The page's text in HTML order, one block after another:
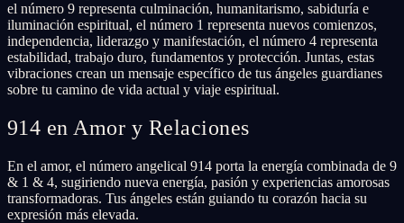
el número 9 representa culminación, humanitarismo, sabiduría e
iluminación espiritual, el número 1 representa nuevos comienzos,
independencia, liderazgo y manifestación, el número 4 representa
estabilidad, trabajo duro, fundamentos y protección. Juntas, estas
vibraciones crean un mensaje específico de tus ángeles guardianes
sobre tu camino de vida actual y viaje espiritual.
914 en Amor y Relaciones
En el amor, el número angelical 914 porta la energía combinada de 9
& 1 & 4, sugiriendo nueva energía, pasión y experiencias amorosas
transformadoras. Tus ángeles están guiando tu corazón hacia su
expresión más elevada.